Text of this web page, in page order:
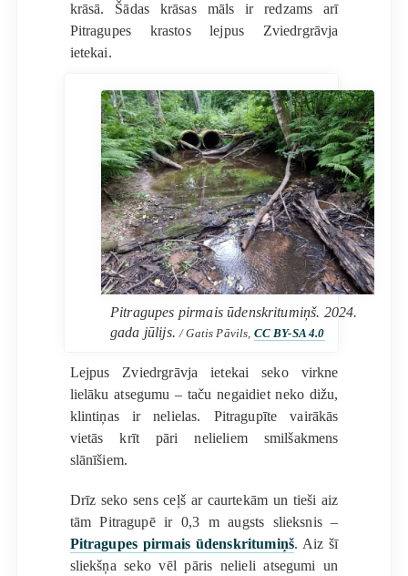
krāsā. Šādas krāsas māls ir redzams arī
Pitragupes krastos lejpus Zviedrgrāvja
ietekai.
Pitragupes pirmais ūdenskritumiņš. 2024.
gada jūlijs./ Gatis Pāvils, CC BY-SA 4.0
Lejpus Zviedrgrāvja ietekai seko virkne
lielāku atsegumu – taču negaidiet neko dižu,
klintiņas ir nelielas. Pitragupīte vairākās
vietās krīt pāri nelieliem smilšakmens
slānīšiem.
Drīz seko sens ceļš ar caurtekām un tieši aiz
tām Pitragupē ir 0,3 m augsts slieksnis –
Pitragupes pirmais ūdenskritumiņš. Aiz šī
sliekšņa seko vēl pāris nelieli atsegumi un